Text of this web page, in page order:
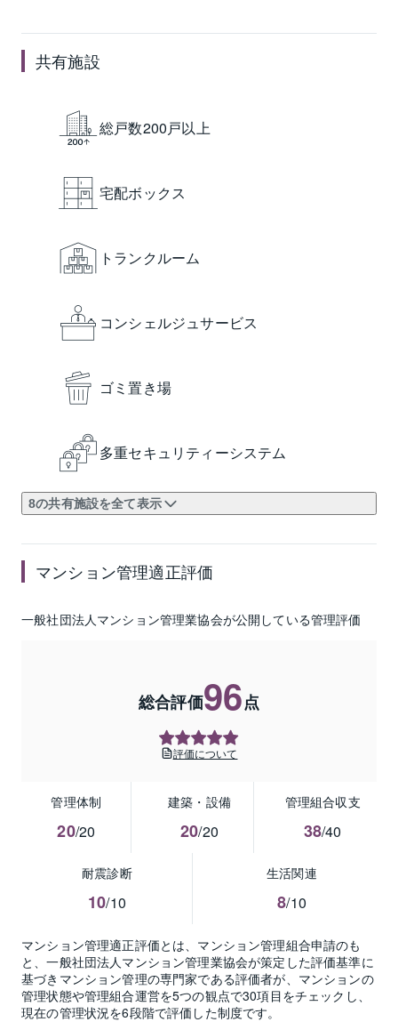
共有施設
総戸数200戸以上
宅配ボックス
トランクルーム
コンシェルジュサービス
ゴミ置き場
多重セキュリティーシステム
8の共有施設を全て表示
マンション管理適正評価
一般社団法人マンション管理業協会が公開している管理評価
総合評価96点
評価について
管理体制
20/20
建築・設備
20/20
管理組合収支
38/40
耐震診断
10/10
生活関連
8/10
マンション管理適正評価とは、マンション管理組合申請のも
と、一般社団法人マンション管理業協会が策定した評価基準に
基づきマンション管理の専門家である評価者が、マンションの
管理状態や管理組合運営を5つの観点で30項目をチェックし、
現在の管理状況を6段階で評価した制度です。